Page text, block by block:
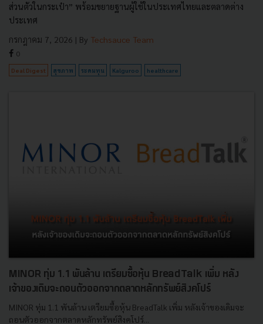
ส่วนตัวในกระเป๋า” พร้อมขยายฐานผู้ใช้ในประเทศไทยและตลาดต่าง
ประเทศ
กรกฎาคม 7, 2026 | By Techsauce Team
0
Deal Digest สุขภาพ ระดมทุน Kalguroo healthcare
MINOR ทุ่ม 1.1 พันล้าน เตรียมซื้อหุ้น BreadTalk เพิ่ม หลัง
เจ้าของเดิมจะถอนตัวออกจากตลาดหลักทรัพย์สิงคโปร์
MINOR ทุ่ม 1.1 พันล้าน เตรียมซื้อหุ้น BreadTalk เพิ่ม หลังเจ้าของเดิมจะ
ถอนตัวออกจากตลาดหลักทรัพย์สิงคโปร์...